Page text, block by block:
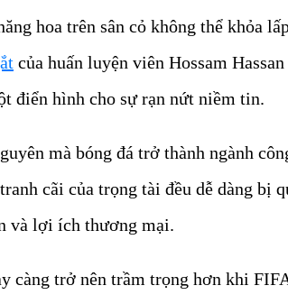
hoa trên sân cỏ không thể khỏa
của huấn luyện viên Hossam
điển hình cho sự rạn nứt niềm tin.
mà bóng đá trở thành ngành
cãi của trọng tài đều dễ dàng bị
và lợi ích thương mại.
càng trở nên trầm trọng hơn khi